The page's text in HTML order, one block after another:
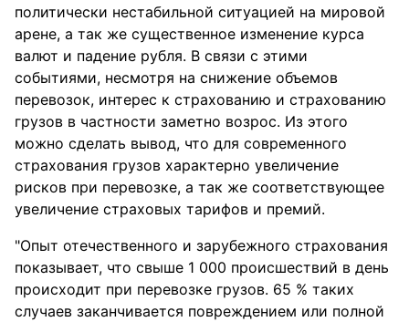
политически нестабильной ситуацией на мировой
арене, а так же существенное изменение курса
валют и падение рубля. В связи с этими
событиями, несмотря на снижение объемов
перевозок, интерес к страхованию и страхованию
грузов в частности заметно возрос. Из этого
можно сделать вывод, что для современного
страхования грузов характерно увеличение
рисков при перевозке, а так же соответствующее
увеличение страховых тарифов и премий.
"Опыт отечественного и зарубежного страхования
показывает, что свыше 1 000 происшествий в день
происходит при перевозке грузов. 65 % таких
случаев заканчивается повреждением или полной